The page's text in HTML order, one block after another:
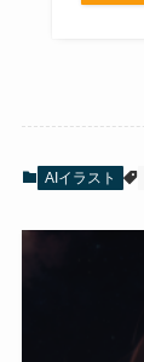
AIイラスト